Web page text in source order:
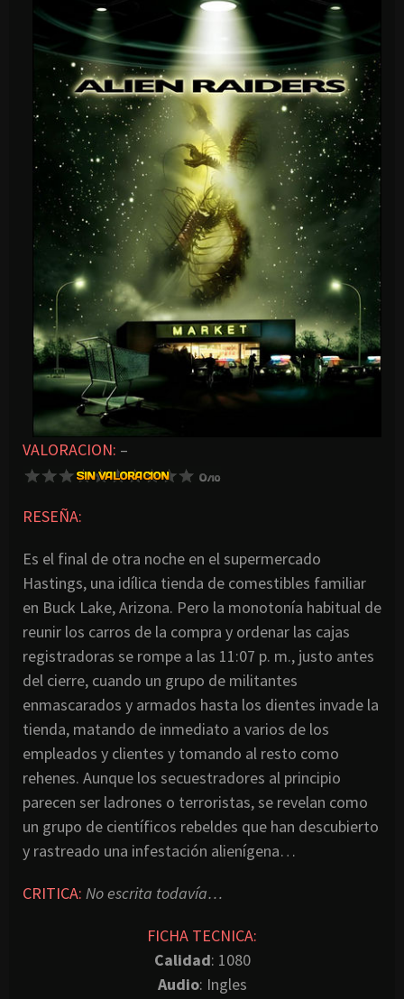
VALORACION: –
RESEÑA:
Es el final de otra noche en el supermercado
Hastings, una idílica tienda de comestibles familiar
en Buck Lake, Arizona. Pero la monotonía habitual de
reunir los carros de la compra y ordenar las cajas
registradoras se rompe a las 11:07 p. m., justo antes
del cierre, cuando un grupo de militantes
enmascarados y armados hasta los dientes invade la
tienda, matando de inmediato a varios de los
empleados y clientes y tomando al resto como
rehenes. Aunque los secuestradores al principio
parecen ser ladrones o terroristas, se revelan como
un grupo de científicos rebeldes que han descubierto
y rastreado una infestación alienígena…
CRITICA: No escrita todavía…
FICHA TECNICA:
Calidad: 1080
Audio: Ingles